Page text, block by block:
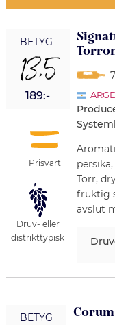
BETYG
13,5
189:-
Prisvärt
Druv- eller
distrikttypisk
Torr,
fruktig
avslut
BETYG